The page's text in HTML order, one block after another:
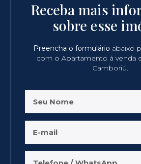
Receba mais
sobre esse
Preencha o formulário abaixo
com o Apartamento à venda
Camboriú.